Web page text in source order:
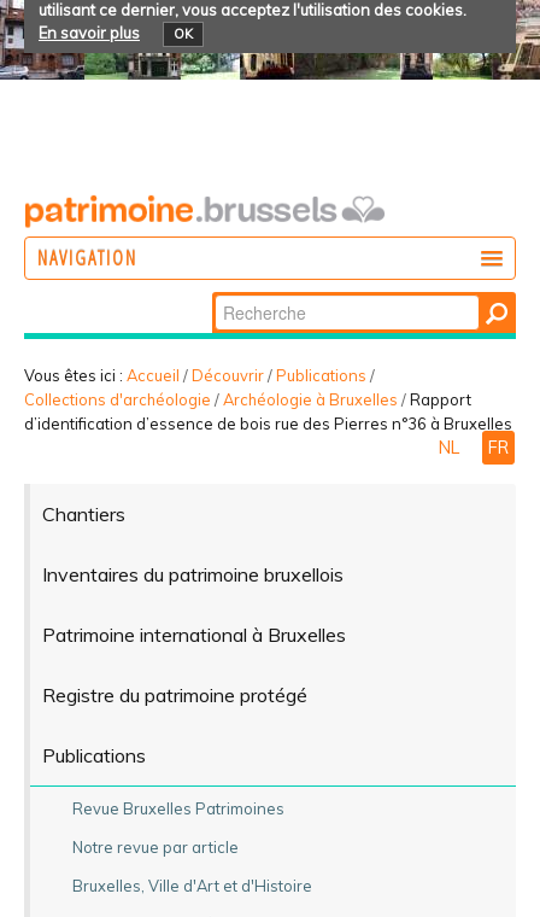
utilisant ce dernier, vous acceptez l'utilisation des cookies.
En savoir plus
OK
NAVIGATION
PARTICIPER
Chercher par
Recherche
avancée…
Vous êtes ici : Accueil /Découvrir/Publications /
Collections d'archéologie /Archéologie à Bruxelles /Rapport
d’identification d’essence de bois rue des Pierres n°36 à Bruxelles
NL FR
Chantiers
Inventaires du patrimoine bruxellois
Patrimoine international à Bruxelles
Registre du patrimoine protégé
Publications
Revue Bruxelles Patrimoines
Notre revue par article
Bruxelles, Ville d'Art et d'Histoire